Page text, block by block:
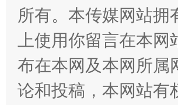
所有。本传媒网站
上使用你留言在本
布在本网及本网所属
论和投稿，本网站有